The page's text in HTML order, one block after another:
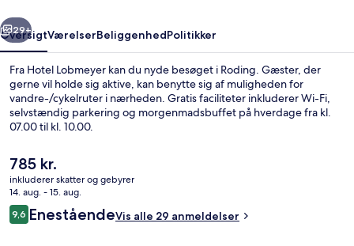
Næste
29+
OversigtVærelserBeliggenhedPolitikker
Fra Hotel Lobmeyer kan du nyde besøget i Roding. Gæster, der
gerne vil holde sig aktive, kan benytte sig af muligheden for
vandre-/cykelruter i nærheden. Gratis faciliteter inkluderer Wi-Fi,
selvstændig parkering og morgenmadsbuffet på hverdage fra kl.
07.00 til kl. 10.00.
Den
nuværende
pris
er
785 kr.
785 kr.
inkluderer skatter og gebyrer
14. aug. - 15. aug.
Anmeldelser
9,69,6 ud af 10.
EneståendeVis alle 29 anmeldelser